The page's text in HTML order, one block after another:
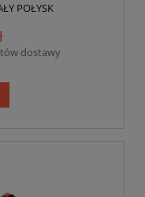
POŁYSK
dostawy